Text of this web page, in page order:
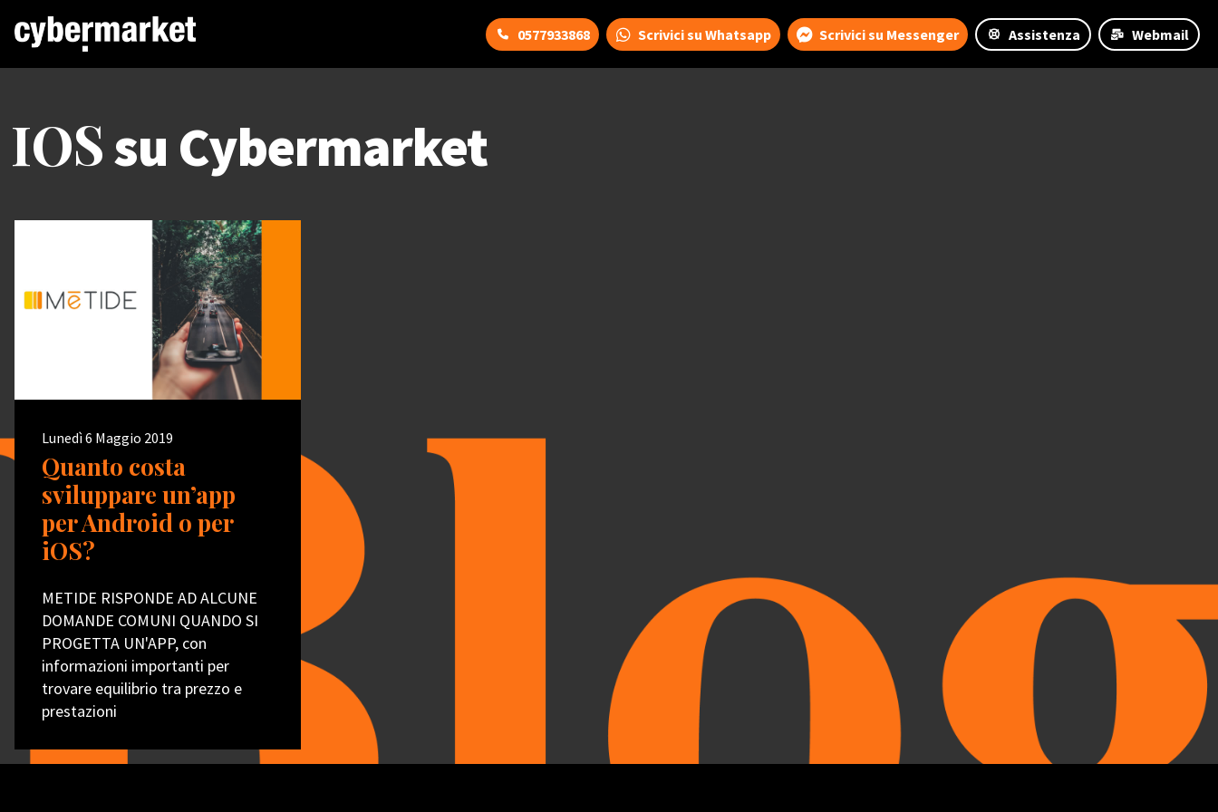
0577933868 Scrivici su Whatsapp Scrivici su Messenger Assistenza Webmail
IOSsu Cybermarket
Lunedì 6 Maggio 2019
Quanto costa
sviluppare un’app
per Android o per
iOS?
METIDE RISPONDE AD ALCUNE
DOMANDE COMUNI QUANDO SI
PROGETTA UN'APP, con
informazioni importanti per
trovare equilibrio tra prezzo e
prestazioni